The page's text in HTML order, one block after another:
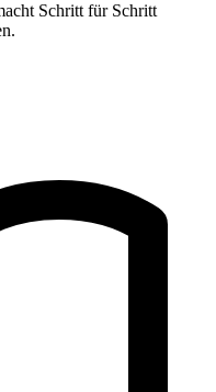
Schritt für Schritt